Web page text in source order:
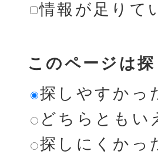
情報が足りて
このページは
探しやすかっ
どちらともい
探しにくかっ